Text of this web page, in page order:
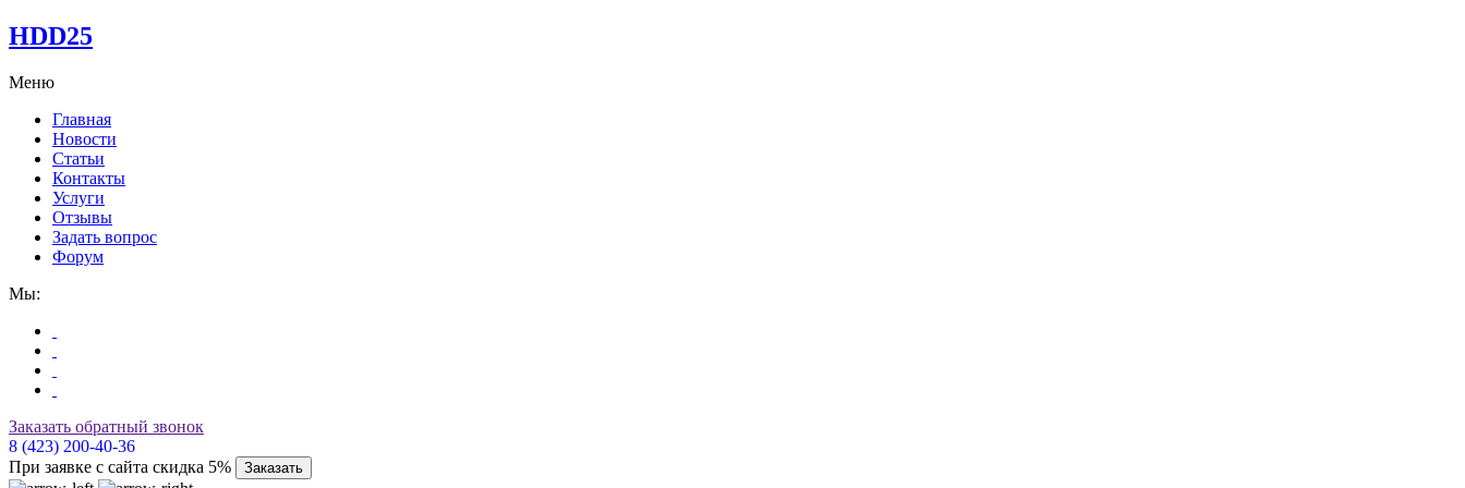
HDD25
Меню
Главная
Новости
Статьи
Контакты
Услуги
Отзывы
Задать вопрос
Форум
Мы:
Заказать обратный звонок
8 (423) 200-40-36
При заявке с сайта скидка 5%
Заказать